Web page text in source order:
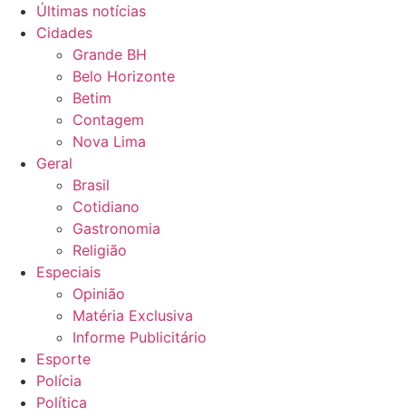
Últimas notícias
Cidades
Grande BH
Belo Horizonte
Betim
Contagem
Nova Lima
Geral
Brasil
Cotidiano
Gastronomia
Religião
Especiais
Opinião
Matéria Exclusiva
Informe Publicitário
Esporte
Polícia
Política